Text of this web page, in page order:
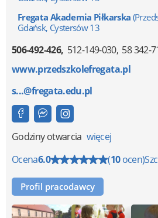
Fregata Akademia Piłkarska
Gdańsk, Cystersów 13
506-492-426 512-149-030 58 342-
www.przedszkolefregata.pl
s...@fregata.edu.pl
Godziny otwarcia więcej
Ocena6.0 (10ocen)
Profil pracodawcy